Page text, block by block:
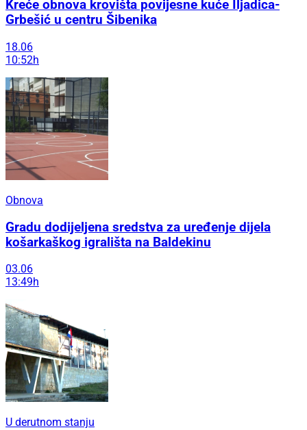
Kreće obnova krovišta povijesne kuće Iljadica-
Grbešić u centru Šibenika
18.06
10:52h
Obnova
Gradu dodijeljena sredstva za uređenje dijela
košarkaškog igrališta na Baldekinu
03.06
13:49h
U derutnom stanju